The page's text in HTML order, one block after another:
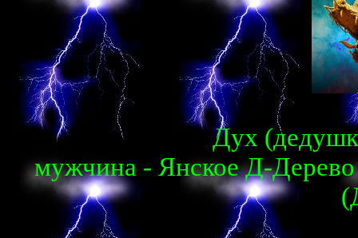
Дух
мужчина - Янское Д-